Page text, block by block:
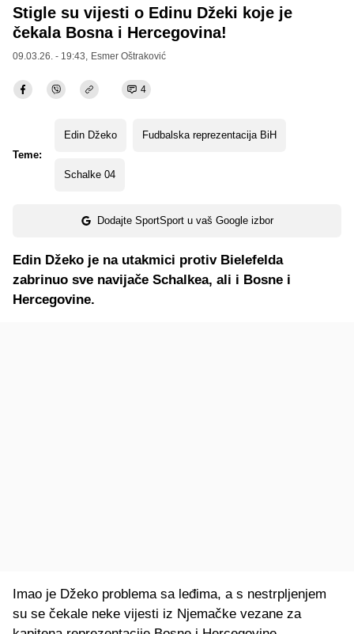
Stigle su vijesti o Edinu Džeki koje je
čekala Bosna i Hercegovina!
09.03.26. - 19:43, Esmer Oštraković
4
Teme:
Edin Džeko Fudbalska reprezentacija BiH
Schalke 04
Dodajte SportSport u vaš Google izbor
Edin Džeko je na utakmici protiv Bielefelda
zabrinuo sve navijače Schalkea, ali i Bosne i
Hercegovine.
Imao je Džeko problema sa leđima, a s nestrpljenjem
su se čekale neke vijesti iz Njemačke vezane za